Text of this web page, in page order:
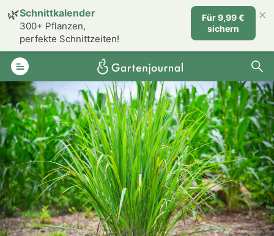
🌿Schnittkalender
300+ Pflanzen,
perfekte Schnittzeiten!
Für 9,99 €
sichern
×